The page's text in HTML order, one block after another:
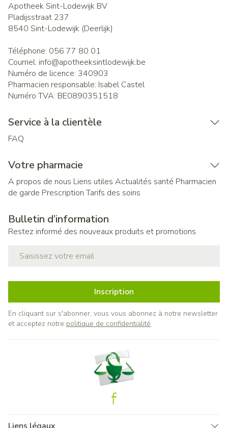
Apotheek Sint-Lodewijk BV
Pladijsstraat 237
8540 Sint-Lodewijk (Deerlijk)
Téléphone: 056 77 80 01
Courriel: info@apotheeksintlodewijk.be
Numéro de licence: 340903
Pharmacien responsable: Isabel Castel
Numéro TVA: BE0890351518
Service à la clientèle
FAQ
Votre pharmacie
A propos de nous Liens utiles Actualités santé Pharmacien
de garde Prescription Tarifs des soins
Bulletin d’information
Restez informé des nouveaux produits et promotions
Inscription
En cliquant sur s'abonner, vous vous abonnez à notre newsletter
et acceptez notre politique de confidentialité.